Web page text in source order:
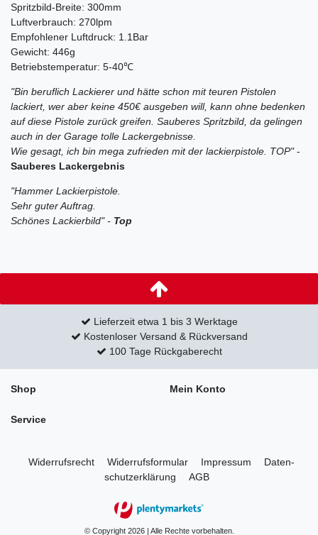
Spritzbild-Breite: 300mm
Luftverbrauch: 270lpm
Empfohlener Luftdruck: 1.1Bar
Gewicht: 446g
Betriebstemperatur: 5-40℃
"Bin beruflich Lackierer und hätte schon mit teuren Pistolen
lackiert, wer aber keine 450€ ausgeben will, kann ohne bedenken
auf diese Pistole zurück greifen. Sauberes Spritzbild, da gelingen
auch in der Garage tolle Lackergebnisse.
Wie gesagt, ich bin mega zufrieden mit der lackierpistole. TOP"-
Sauberes Lackergebnis
"Hammer Lackierpistole.
Sehr guter Auftrag.
Schönes Lackierbild" - Top
Lieferzeit etwa 1 bis 3 Werktage
Kostenloser Versand & Rückversand
100 Tage Rückgaberecht
Shop Mein Konto
Service
Widerrufs­recht Widerrufs­formular Impressum
Daten­
schutz­erklärung
AGB
© Copyright 2026 | Alle Rechte vorbehalten.